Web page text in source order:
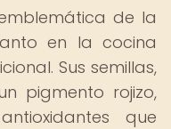
de la
en la cocina
Sus semillas,
pigmento rojizo,
que